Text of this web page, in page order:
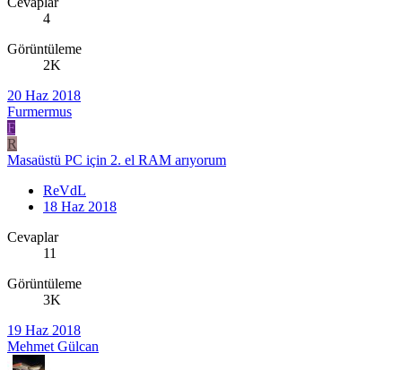
4
Görüntüleme
2K
20 Haz 2018
Furmermus
F
R
Masaüstü PC için 2. el RAM arıyorum
ReVdL
18 Haz 2018
Cevaplar
11
Görüntüleme
3K
19 Haz 2018
Mehmet Gülcan